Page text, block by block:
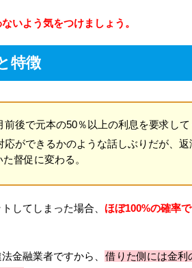
いよう気をつけましょう。
特徴
後で元本の50％以上の利息を要求して
応ができるかのような話しぶりだが、
督促に変わる。
してしまった場合、 ほぼ100%の確率
金融業者ですから、
借りた側には金利